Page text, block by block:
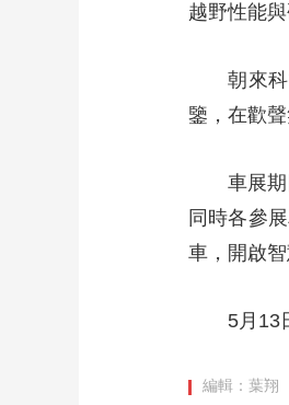
越野性能與
朝來
鑒，在歡
車展
同時各參
車，開啟智
5月13
編輯：葉翔